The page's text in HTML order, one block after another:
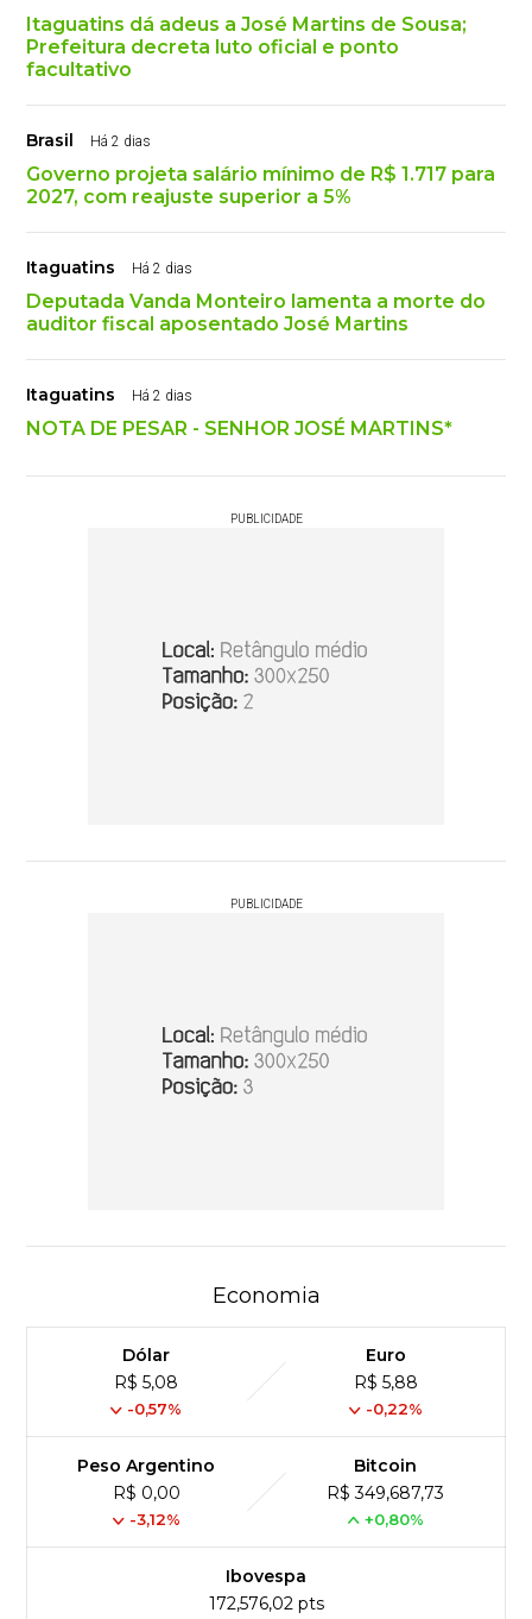
Itaguatins dá adeus a José Martins de Sousa;
Prefeitura decreta luto oficial e ponto
facultativo
Brasil Há 2 dias
Governo projeta salário mínimo de R$ 1.717 para
2027, com reajuste superior a 5%
Itaguatins Há 2 dias
Deputada Vanda Monteiro lamenta a morte do
auditor fiscal aposentado José Martins
Itaguatins Há 2 dias
NOTA DE PESAR - SENHOR JOSÉ MARTINS*
PUBLICIDADE
PUBLICIDADE
Economia
Dólar
R$ 5,08
-0,57%
Euro
R$ 5,88
-0,22%
Peso Argentino
R$ 0,00
-3,12%
Bitcoin
R$ 349,687,73
+0,80%
Ibovespa
172,576,02 pts